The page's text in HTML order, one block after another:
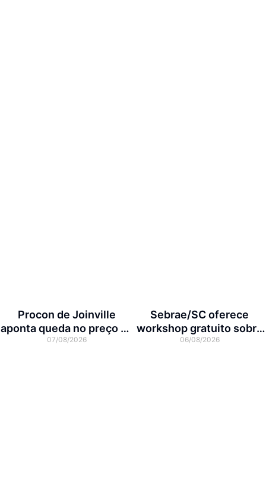
Procon de Joinville
aponta queda no preço da
cesta básica em agosto
07/08/2026
Sebrae/SC oferece
workshop gratuito sobre
franquias em Joinville
06/08/2026